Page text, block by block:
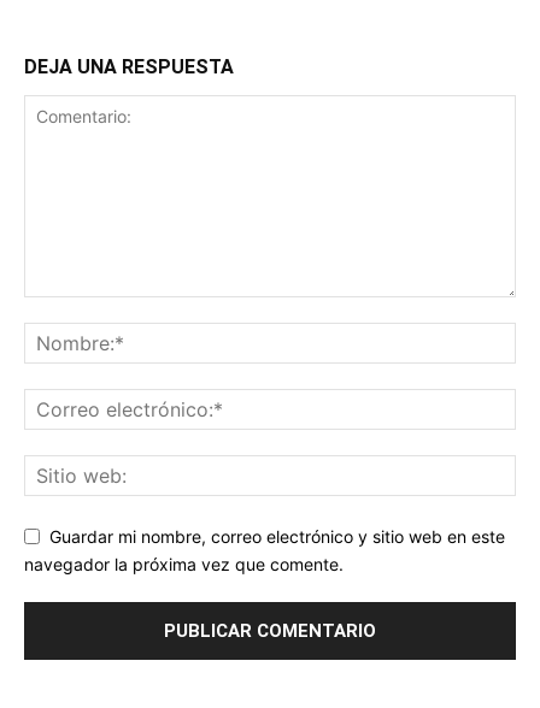
DEJA UNA RESPUESTA
Guardar mi nombre, correo electrónico y sitio web en este
navegador la próxima vez que comente.